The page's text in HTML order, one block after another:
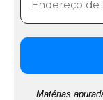
Matérias